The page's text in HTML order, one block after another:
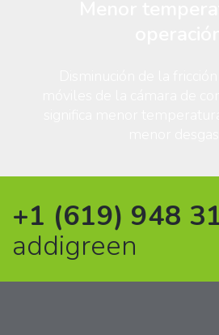
+1 (619) 948
addigreen